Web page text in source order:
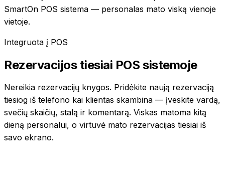
SmartOn POS sistema — personalas mato viską vienoje
vietoje.
Integruota į POS
Rezervacijos tiesiai POS sistemoje
Nereikia rezervacijų knygos. Pridėkite naują rezervaciją
tiesiog iš telefono kai klientas skambina — įveskite vardą,
svečių skaičių, stalą ir komentarą. Viskas matoma kitą
dieną personalui, o virtuvė mato rezervacijas tiesiai iš
savo ekrano.